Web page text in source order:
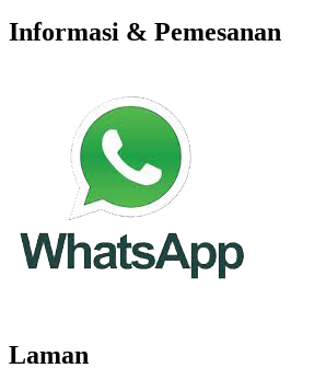
Informasi & Pemesanan
Laman